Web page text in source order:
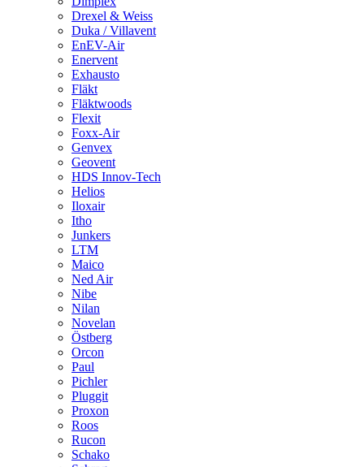
Drexel & Weiss
Duka / Villavent
EnEV-Air
Enervent
Exhausto
Fläkt
Fläktwoods
Flexit
Foxx-Air
Genvex
Geovent
HDS Innov-Tech
Helios
Iloxair
Itho
Junkers
LTM
Maico
Ned Air
Nibe
Nilan
Novelan
Östberg
Orcon
Paul
Pichler
Pluggit
Proxon
Roos
Rucon
Schako